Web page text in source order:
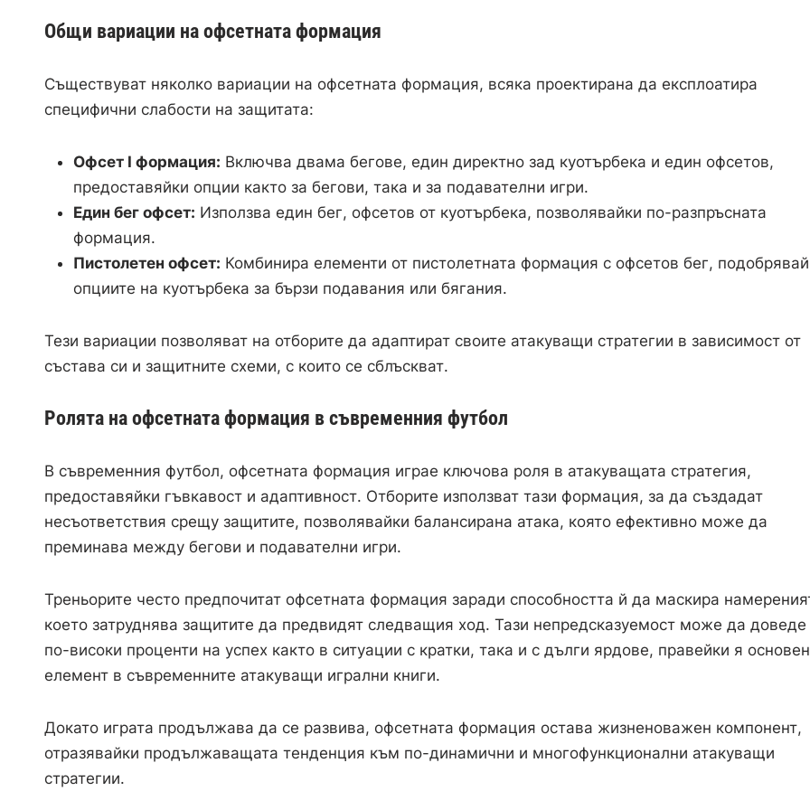
Общи вариации на офсетната формация
Съществуват няколко вариации на офсетната формация, всяка проектирана да експлоатира
специфични слабости на защитата:
Офсет I формация: Включва двама бегове, един директно зад куотърбека и един офсетов,
предоставяйки опции както за бегови, така и за подавателни игри.
Един бег офсет: Използва един бег, офсетов от куотърбека, позволявайки по-разпръсната
формация.
Пистолетен офсет: Комбинира елементи от пистолетната формация с офсетов бег,
опциите на куотърбека за бързи подавания или бягания.
Тези вариации позволяват на отборите да адаптират своите атакуващи стратегии в зависимост от
състава си и защитните схеми, с които се сблъскват.
Ролята на офсетната формация в съвременния футбол
В съвременния футбол, офсетната формация играе ключова роля в атакуващата стратегия,
предоставяйки гъвкавост и адаптивност. Отборите използват тази формация, за да създадат
несъответствия срещу защитите, позволявайки балансирана атака, която ефективно може да
преминава между бегови и подавателни игри.
Треньорите често предпочитат офсетната формация заради способността й да маскира
което затруднява защитите да предвидят следващия ход. Тази непредсказуемост може да
по-високи проценти на успех както в ситуации с кратки, така и с дълги ярдове, правейки я основен
елемент в съвременните атакуващи игрални книги.
Докато играта продължава да се развива, офсетната формация остава жизненоважен компонент,
отразявайки продължаващата тенденция към по-динамични и многофункционални атакуващи
стратегии.